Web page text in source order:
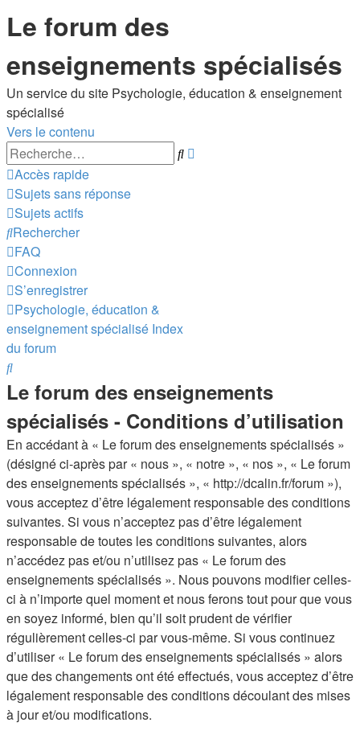
Le forum des
enseignements spécialisés
Un service du site Psychologie, éducation & enseignement
spécialisé
Vers le contenu
Rechercher
Accès rapide
Sujets sans réponse
Sujets actifs
Rechercher
FAQ
Connexion
S’enregistrer
Psychologie, éducation &
enseignement spécialisé Index
du forum
Rechercher
Le forum des enseignements
spécialisés - Conditions d’utilisation
En accédant à « Le forum des enseignements spécialisés »
(désigné ci-après par « nous », « notre », « nos », « Le forum
des enseignements spécialisés », « http://dcalin.fr/forum »),
vous acceptez d’être légalement responsable des conditions
suivantes. Si vous n’acceptez pas d’être légalement
responsable de toutes les conditions suivantes, alors
n’accédez pas et/ou n’utilisez pas « Le forum des
enseignements spécialisés ». Nous pouvons modifier celles-
ci à n’importe quel moment et nous ferons tout pour que vous
en soyez informé, bien qu’il soit prudent de vérifier
régulièrement celles-ci par vous-même. Si vous continuez
d’utiliser « Le forum des enseignements spécialisés » alors
que des changements ont été effectués, vous acceptez d’être
légalement responsable des conditions découlant des mises
à jour et/ou modifications.